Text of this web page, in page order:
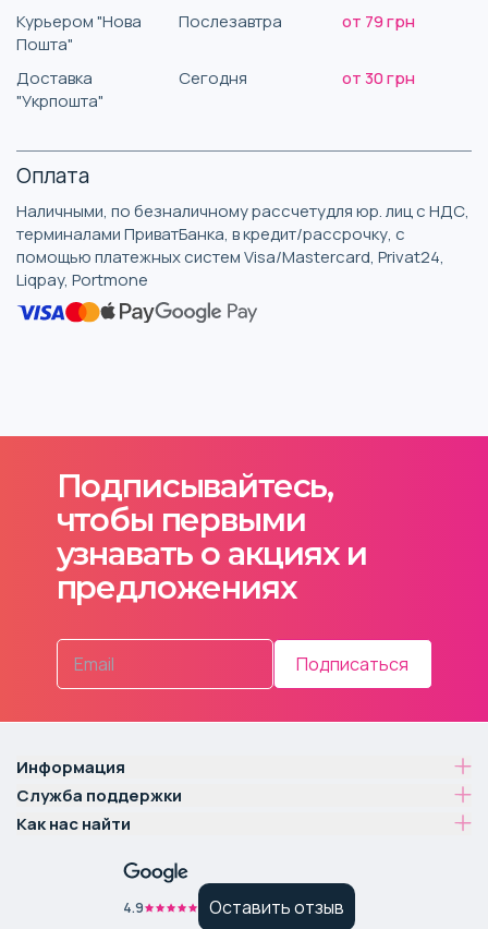
Курьером "Нова
Пошта"
Послезавтра от 79 грн
Доставка
"Укрпошта"
Сегодня от 30 грн
Оплата
Наличными, по безналичному рассчетудля юр. лиц с НДС,
терминалами ПриватБанка, в кредит/рассрочку, с
помощью платежных систем Visa/Mastercard, Privat24,
Liqpay, Portmone
Подписывайтесь,
чтобы первыми
узнавать о акциях и
предложениях
Подписаться
Информация
Служба поддержки
Как нас найти
4.9 Оставить отзыв